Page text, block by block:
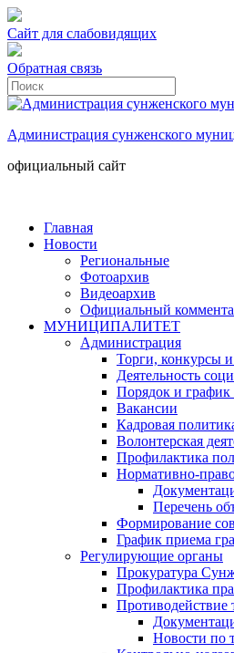
Сайт для слабовидящих
Обратная связь
Администрация сунженского
официальный сайт
Главная
Новости
Региональные
Фотоархив
Видеоархив
Официальный
МУНИЦИПАЛИТЕТ
Администрация
Торги, конкурсы
Деятельность
Порядок и
Вакансии
Кадровая
Волонтерская
Профилактика
Нормативно-
Перечень
Формирование
График приема
Регулирующие органы
Прокуратура
Профилактика
Противодействие
Новости по